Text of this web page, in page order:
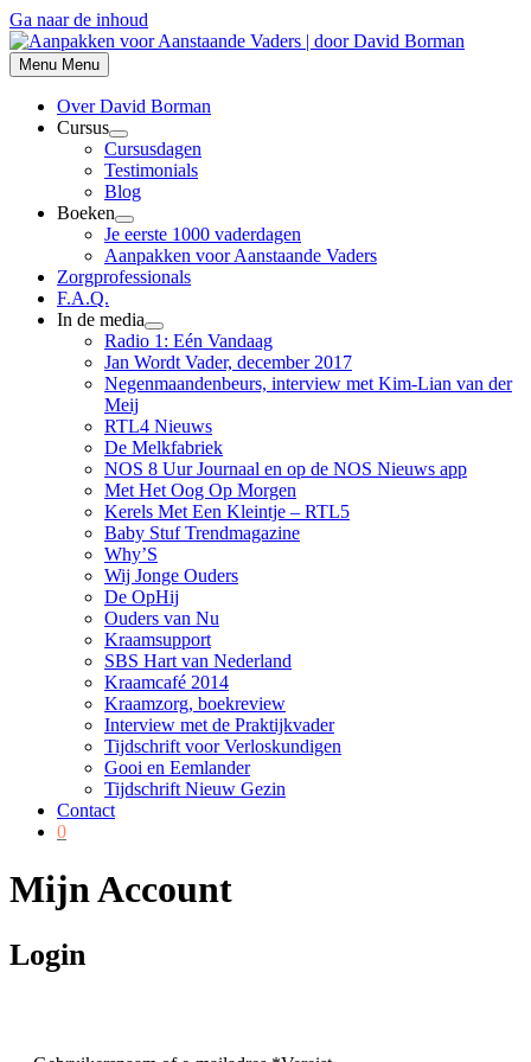
Ga naar de inhoud
Menu Menu
Over David Borman
Cursus
Cursusdagen
Testimonials
Blog
Boeken
Je eerste 1000 vaderdagen
Aanpakken voor Aanstaande Vaders
Zorgprofessionals
F.A.Q.
In de media
Radio 1: Eén Vandaag
Jan Wordt Vader, december 2017
Negenmaandenbeurs, interview met Kim-Lian van der
Meij
RTL4 Nieuws
De Melkfabriek
NOS 8 Uur Journaal en op de NOS Nieuws app
Met Het Oog Op Morgen
Kerels Met Een Kleintje – RTL5
Baby Stuf Trendmagazine
Why’S
Wij Jonge Ouders
De OpHij
Ouders van Nu
Kraamsupport
SBS Hart van Nederland
Kraamcafé 2014
Kraamzorg, boekreview
Interview met de Praktijkvader
Tijdschrift voor Verloskundigen
Gooi en Eemlander
Tijdschrift Nieuw Gezin
Contact
0
Mijn Account
Login